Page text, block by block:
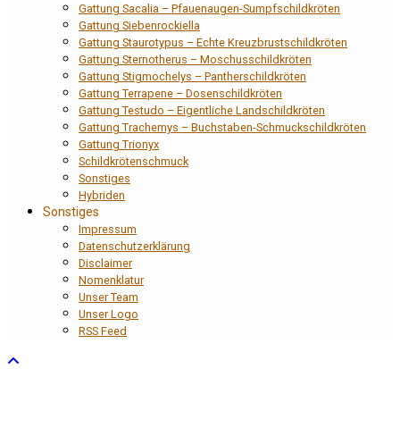
Gattung Sacalia – Pfauenaugen-Sumpfschildkröten
Gattung Siebenrockiella
Gattung Staurotypus – Echte Kreuzbrustschildkröten
Gattung Sternotherus – Moschusschildkröten
Gattung Stigmochelys – Pantherschildkröten
Gattung Terrapene – Dosenschildkröten
Gattung Testudo – Eigentliche Landschildkröten
Gattung Trachemys – Buchstaben-Schmuckschildkröten
Gattung Trionyx
Schildkrötenschmuck
Sonstiges
Hybriden
Sonstiges
Impressum
Datenschutzerklärung
Disclaimer
Nomenklatur
Unser Team
Unser Logo
RSS Feed